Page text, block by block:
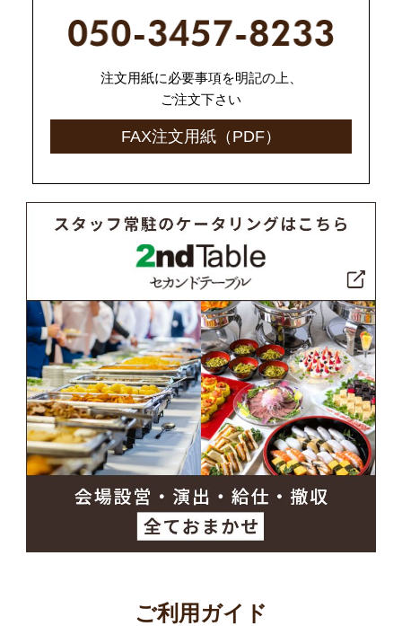
注文用紙に必要事項を明記の上、
ご注文下さい
FAX注文用紙（PDF）
ご利用ガイド